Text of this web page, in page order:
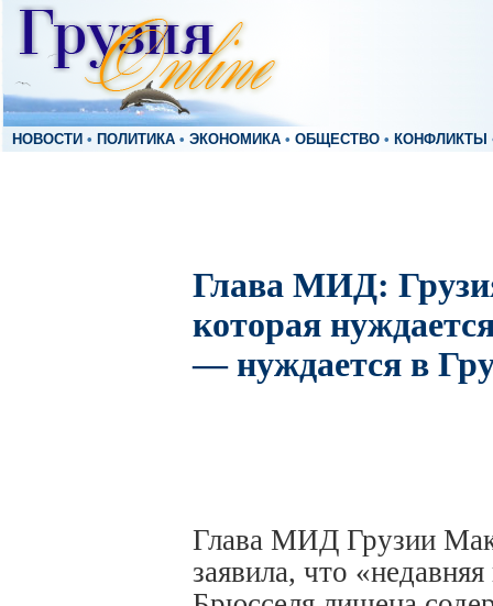
НОВОСТИ • ПОЛИТИКА • ЭКОНОМИКА • ОБЩЕСТВО • КОНФЛИКТЫ
Глава МИД:
которая
— нуждается в
Глава МИД Грузии
заявила, что